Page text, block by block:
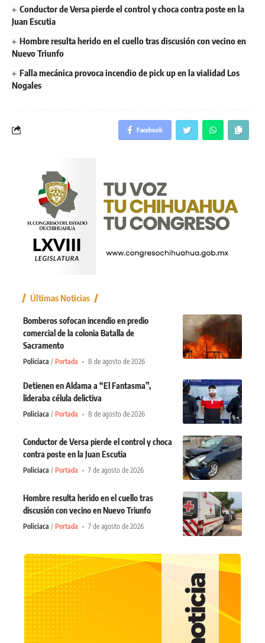
Conductor de Versa pierde el control y choca contra poste en la
Juan Escutia
Hombre resulta herido en el cuello tras discusión con vecino en
Nuevo Triunfo
Falla mecánica provoca incendio de pick up en la vialidad Los
Nogales
Facebook
Últimas Noticias
Bomberos sofocan incendio en predio
comercial de la colonia Batalla de
Sacramento
Policiaca Portada 8 de agosto de 2026
Detienen en Aldama a “El Fantasma”,
lideraba célula delictiva
Policiaca Portada 8 de agosto de 2026
Conductor de Versa pierde el control y choca
contra poste en la Juan Escutia
Policiaca Portada 7 de agosto de 2026
Hombre resulta herido en el cuello tras
discusión con vecino en Nuevo Triunfo
Policiaca Portada 7 de agosto de 2026